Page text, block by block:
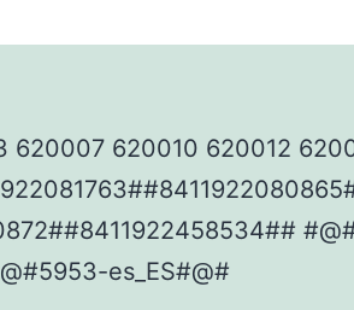
620007 620010 620012
es_ES#@#